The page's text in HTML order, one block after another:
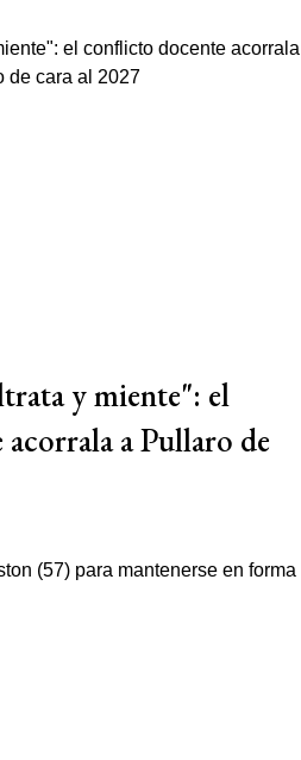
y miente": el
a Pullaro de